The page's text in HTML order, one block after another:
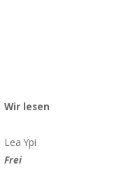
Wir lesen
Lea Ypi
Frei